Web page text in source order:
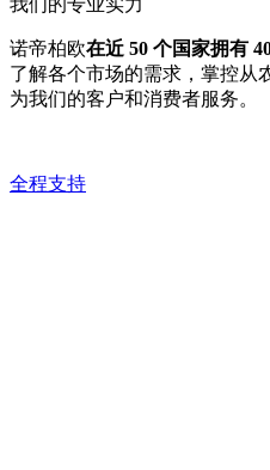
我们的专业实力
诺帝柏欧在近 50 个国家拥有
了解各个市场的需求，掌控从
为我们的客户和消费者服务。
全程支持